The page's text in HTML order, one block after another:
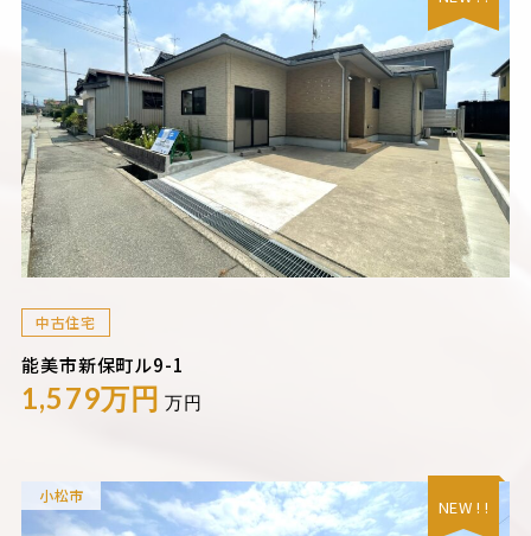
中古住宅
能美市新保町ル9-1
1,579万円 万円
小松市
NEW ! !